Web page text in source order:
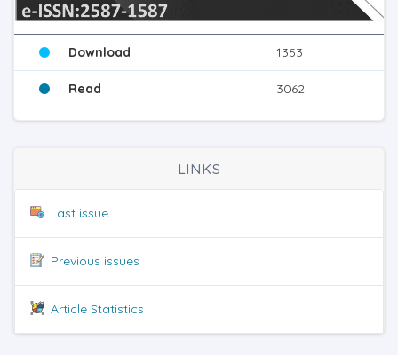
Download 1353
Read 3062
LINKS
Last issue
Previous issues
Article Statistics